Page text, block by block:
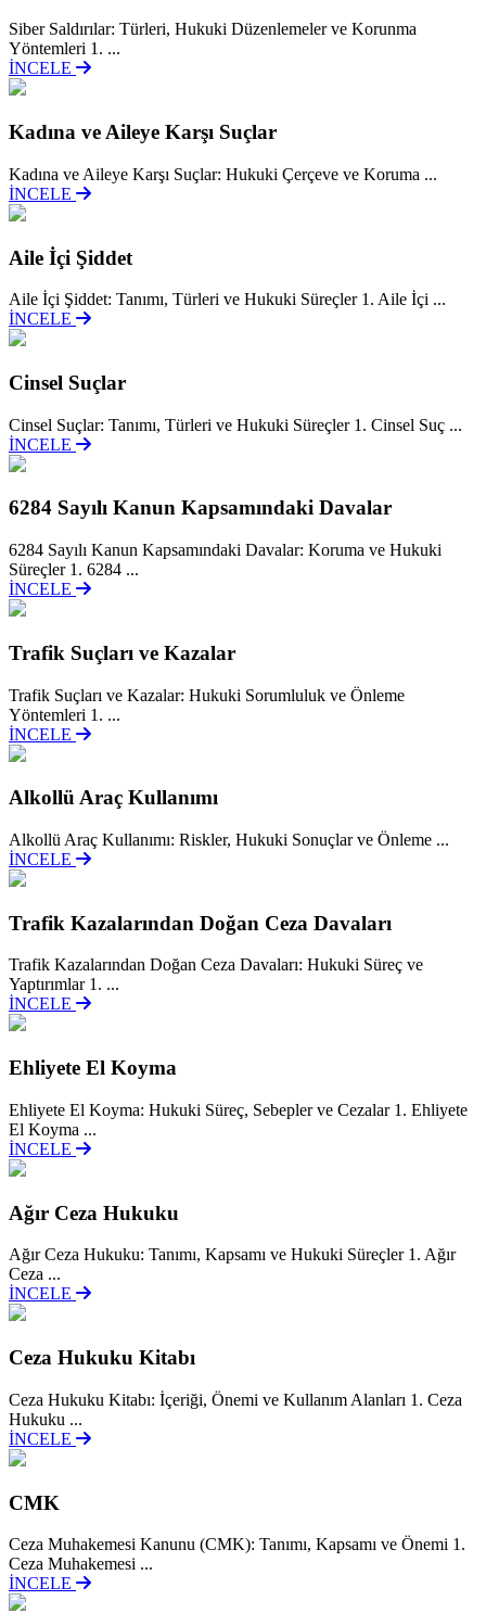
Siber Saldırılar: Türleri, Hukuki Düzenlemeler ve Korunma
Yöntemleri 1. ...
İNCELE
Kadına ve Aileye Karşı Suçlar
Kadına ve Aileye Karşı Suçlar: Hukuki Çerçeve ve Koruma ...
İNCELE
Aile İçi Şiddet
Aile İçi Şiddet: Tanımı, Türleri ve Hukuki Süreçler 1. Aile İçi ...
İNCELE
Cinsel Suçlar
Cinsel Suçlar: Tanımı, Türleri ve Hukuki Süreçler 1. Cinsel Suç ...
İNCELE
6284 Sayılı Kanun Kapsamındaki Davalar
6284 Sayılı Kanun Kapsamındaki Davalar: Koruma ve Hukuki
Süreçler 1. 6284 ...
İNCELE
Trafik Suçları ve Kazalar
Trafik Suçları ve Kazalar: Hukuki Sorumluluk ve Önleme
Yöntemleri 1. ...
İNCELE
Alkollü Araç Kullanımı
Alkollü Araç Kullanımı: Riskler, Hukuki Sonuçlar ve Önleme ...
İNCELE
Trafik Kazalarından Doğan Ceza Davaları
Trafik Kazalarından Doğan Ceza Davaları: Hukuki Süreç ve
Yaptırımlar 1. ...
İNCELE
Ehliyete El Koyma
Ehliyete El Koyma: Hukuki Süreç, Sebepler ve Cezalar 1. Ehliyete
El Koyma ...
İNCELE
Ağır Ceza Hukuku
Ağır Ceza Hukuku: Tanımı, Kapsamı ve Hukuki Süreçler 1. Ağır
Ceza ...
İNCELE
Ceza Hukuku Kitabı
Ceza Hukuku Kitabı: İçeriği, Önemi ve Kullanım Alanları 1. Ceza
Hukuku ...
İNCELE
CMK
Ceza Muhakemesi Kanunu (CMK): Tanımı, Kapsamı ve Önemi 1.
Ceza Muhakemesi ...
İNCELE